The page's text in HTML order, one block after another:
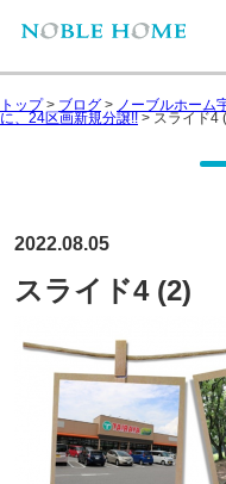
トップ> ブログ > ノーブルホーム
に、24区画新規分譲!! > スライド4
2022.08.05
スライド4 (2)